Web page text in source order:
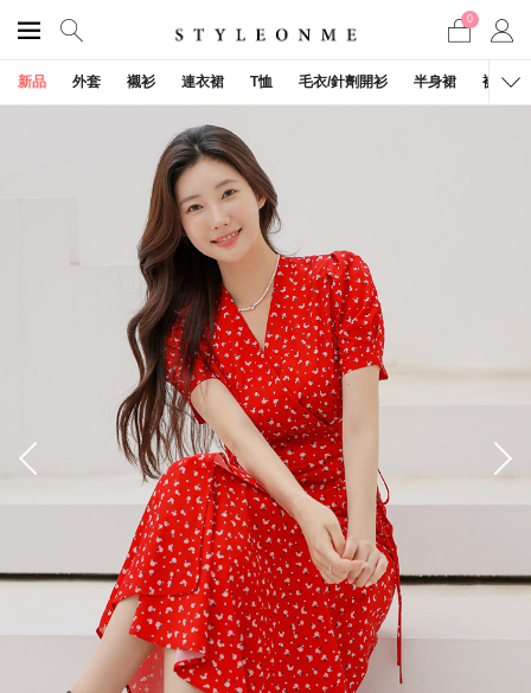
0
新品 外套 襯衫 連衣裙 T恤 毛衣/針劑開衫 半身裙 褲子